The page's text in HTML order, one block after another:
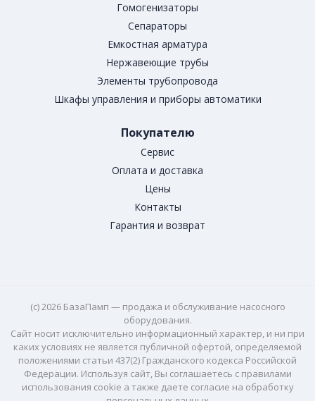
Гомогенизаторы
Сепараторы
Емкостная арматура
Нержавеющие трубы
Элементы трубопровода
Шкафы управления и приборы автоматики
Покупателю
Сервис
Оплата и доставка
Цены
Контакты
Гарантия и возврат
(c) 2026 БазаПамп — продажа и обслуживание насосного
оборудования.
Сайт носит исключительно информационный характер, и ни при
каких условиях не является публичной офертой, определяемой
положениями статьи 437(2) Гражданского кодекса Российской
Федерации. Используя сайт, Вы соглашаетесь с правилами
использования cookie а также даете согласие на обработку